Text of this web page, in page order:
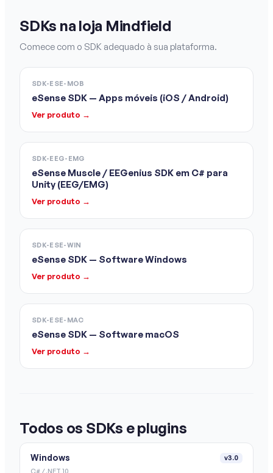
SDKs na loja Mindfield
Comece com o SDK adequado à sua plataforma.
SDK-ESE-MOB
eSense SDK — Apps móveis (iOS / Android)
Ver produto →
SDK-EEG-EMG
eSense Muscle / EEGenius SDK em C# para
Unity (EEG/EMG)
Ver produto →
SDK-ESE-WIN
eSense SDK — Software Windows
Ver produto →
SDK-ESE-MAC
eSense SDK — Software macOS
Ver produto →
Todos os SDKs e plugins
Windows
v3.0
C# / .NET 10